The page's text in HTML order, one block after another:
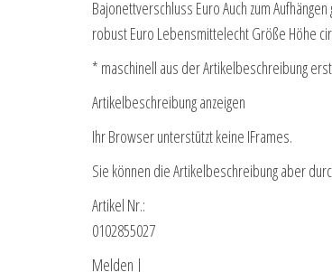
Bajonettverschluss Euro Auch zum
robust Euro Lebensmittelecht Größe Höhe
* maschinell aus der Artikelbeschreibung
Artikelbeschreibung anzeigen
Ihr Browser unterstützt keine IFrames.
Sie können die Artikelbeschreibung aber
Artikel Nr.:
0102855027
Melden |